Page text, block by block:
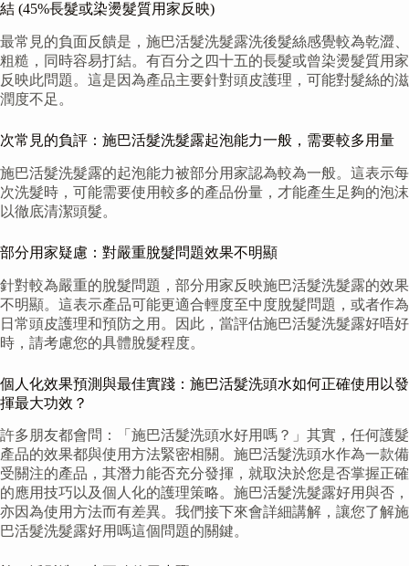
結 (45%長髮或染燙髮質用家反映)
最常見的負面反饋是，施巴活髮洗髮露洗後髮絲感覺較為乾澀、
粗糙，同時容易打結。有百分之四十五的長髮或曾染燙髮質用家
反映此問題。這是因為產品主要針對頭皮護理，可能對髮絲的滋
潤度不足。
次常見的負評：施巴活髮洗髮露起泡能力一般，需要較多用量
施巴活髮洗髮露的起泡能力被部分用家認為較為一般。這表示每
次洗髮時，可能需要使用較多的產品份量，才能產生足夠的泡沫
以徹底清潔頭髮。
部分用家疑慮：對嚴重脫髮問題效果不明顯
針對較為嚴重的脫髮問題，部分用家反映施巴活髮洗髮露的效果
不明顯。這表示產品可能更適合輕度至中度脫髮問題，或者作為
日常頭皮護理和預防之用。因此，當評估施巴活髮洗髮露好唔好
時，請考慮您的具體脫髮程度。
個人化效果預測與最佳實踐：施巴活髮洗頭水如何正確使用以發
揮最大功效？
許多朋友都會問：「施巴活髮洗頭水好用嗎？」其實，任何護髮
產品的效果都與使用方法緊密相關。施巴活髮洗頭水作為一款備
受關注的產品，其潛力能否充分發揮，就取決於您是否掌握正確
的應用技巧以及個人化的護理策略。施巴活髮洗髮露好用與否，
亦因為使用方法而有差異。我們接下來會詳細講解，讓您了解施
巴活髮洗髮露好用嗎這個問題的關鍵。